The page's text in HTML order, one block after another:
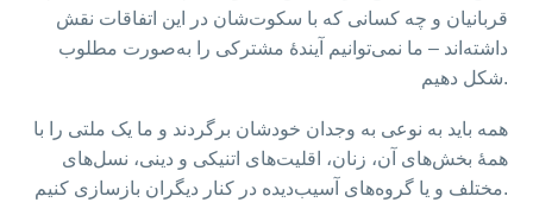
قربانیان و چه کسانی که با سکوت‌شان در این اتفاقات نقش
داشته‌اند – ما نمی‌توانیم آیندهٔ مشترکی را به‌صورت مطلوب
شکل دهیم.
همه باید به نوعی به وجدان خودشان برگردند و ما یک ملتی را با
همهٔ بخش‌های آن، زنان، اقلیت‌های اتنیکی و دینی، نسل‌های
مختلف و یا گروه‌های آسیب‌دیده در کنار دیگران بازسازی کنیم.